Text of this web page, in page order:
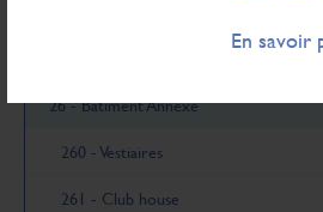
En savoir
232 - Autres Salles - Polyvalente,
26 - Bâtiment Annexe
260 - Vestiaires
261 - Club house